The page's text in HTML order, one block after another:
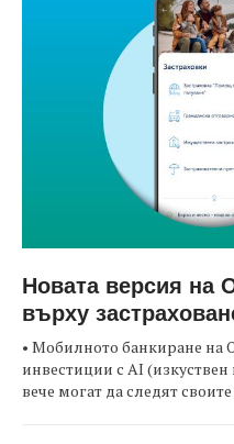
Новата версия
върху
• Мобилното банкиране на
инвестиции с AI
вече могат да следят